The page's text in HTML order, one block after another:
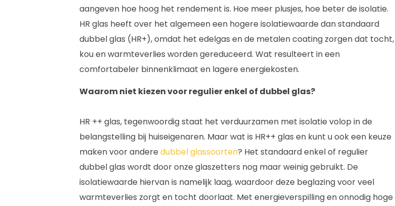
aangeven hoe hoog het rendement is. Hoe meer plusjes, hoe beter de isolatie.
HR glas heeft over het algemeen een hogere isolatiewaarde dan standaard
dubbel glas (HR+), omdat het edelgas en de metalen coating zorgen dat tocht,
kou en warmteverlies worden gereduceerd. Wat resulteert in een
comfortabeler binnenklimaat en lagere energiekosten.
Waarom niet kiezen voor regulier enkel of dubbel glas?
HR ++ glas, tegenwoordig staat het verduurzamen met isolatie volop in de
belangstelling bij huiseigenaren. Maar wat is HR++ glas en kunt u ook een keuze
maken voor andere dubbel glassoorten? Het standaard enkel of regulier
dubbel glas wordt door onze glaszetters nog maar weinig gebruikt. De
isolatiewaarde hiervan is namelijk laag, waardoor deze beglazing voor veel
warmteverlies zorgt en tocht doorlaat. Met energieverspilling en onnodig hoge